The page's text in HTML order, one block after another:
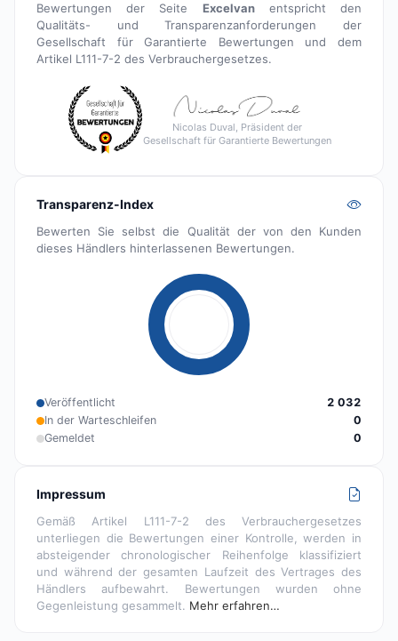
Bewertungen der Seite Excelvanentspricht den
Qualitäts- und Transparenzanforderungen der
Gesellschaft für Garantierte Bewertungen und dem
Artikel L111-7-2 des Verbrauchergesetzes.
Nicolas Duval, Präsident der
Gesellschaft für Garantierte Bewertungen
Transparenz-Index
Bewerten Sie selbst die Qualität der von den Kunden
dieses Händlers hinterlassenen Bewertungen.
Veröffentlicht
2 032
In der Warteschleifen
0
Gemeldet
0
Impressum
Gemäß Artikel L111-7-2 des Verbrauchergesetzes
unterliegen die Bewertungen einer Kontrolle, werden in
absteigender chronologischer Reihenfolge klassifiziert
und während der gesamten Laufzeit des Vertrages des
Händlers aufbewahrt. Bewertungen wurden ohne
Gegenleistung gesammelt. Mehr erfahren…